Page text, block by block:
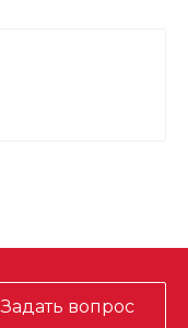
Задать вопрос